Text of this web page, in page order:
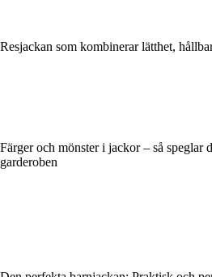
Resjackan som kombinerar lätthet,
Färger och mönster i jackor – så speglar
garderoben